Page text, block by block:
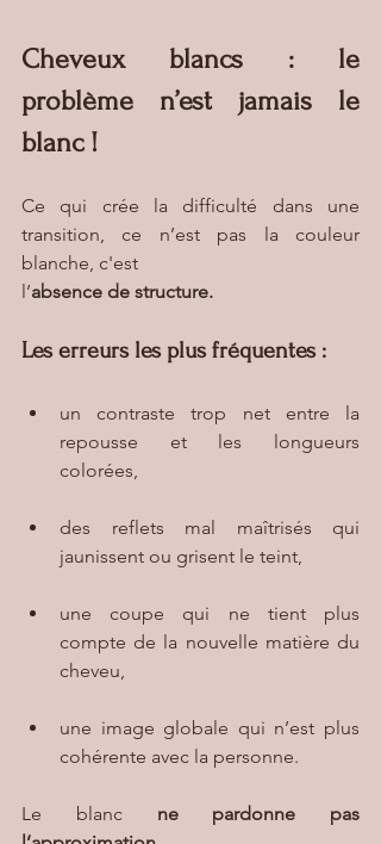
Cheveux blancs : le
problème n’est jamais le
blanc !
Ce qui crée la difficulté dans une
transition, ce n’est pas la couleur
blanche, c'est
l’absence de structure.
Les erreurs les plus fréquentes :
un contraste trop net entre la
repousse et les longueurs
colorées,
des reflets mal maîtrisés qui
jaunissent ou grisent le teint,
une coupe qui ne tient plus
compte de la nouvelle matière du
cheveu,
une image globale qui n’est plus
cohérente avec la personne.
Le blanc ne pardonne pas